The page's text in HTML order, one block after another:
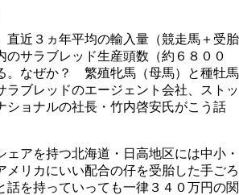
直近３ヵ年平均の輸入量（競走馬＋受胎
のサラブレッド生産頭数（約６８００
。なぜか？ 繁殖牝馬（母馬）と種牡馬
ラブレッドのエージェント会社、ストッ
ショナルの社長・竹内啓安氏がこう話
ェアを持つ北海道・日高地区には中小・
メリカにいい配合の仔を受胎した手ごろ
話を持っていっても一律３４０万円の関